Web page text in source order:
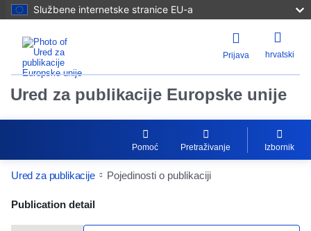
Službene internetske stranice EU-a
Prijava hrvatski
Ured za publikacije Europske unije
Pomoć Pretraživanje Izbornik
Ured za publikacije Pojedinosti o publikaciji
Publication Detail Actions Portlet
Publication detail